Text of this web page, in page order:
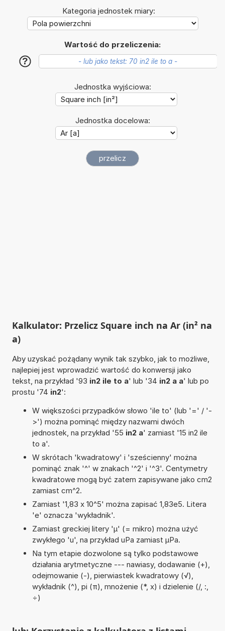
Kategoria jednostek miary:
Wartość do przeliczenia:
?
Jednostka wyjściowa:
Jednostka docelowa:
Kalkulator: Przelicz Square inch na Ar (in² na
a)
Aby uzyskać pożądany wynik tak szybko, jak to możliwe,
najlepiej jest wprowadzić wartość do konwersji jako
tekst, na przykład '93 in2 ile to a' lub '34 in2 a a' lub po
prostu '74 in2':
W większości przypadków słowo 'ile to' (lub '=' / '-
>') można pominąć między nazwami dwóch
jednostek, na przykład '55 in2 a' zamiast '15 in2 ile
to a'.
W skrótach 'kwadratowy' i 'sześcienny' można
pominąć znak '^' w znakach '^2' i '^3'. Centymetry
kwadratowe mogą być zatem zapisywane jako cm2
zamiast cm^2.
Zamiast '1,83 x 10^5' można zapisać 1,83e5. Litera
'e' oznacza 'wykładnik'.
Zamiast greckiej litery 'µ' (= mikro) można użyć
zwykłego 'u', na przykład uPa zamiast µPa.
Na tym etapie dozwolone są tylko podstawowe
działania arytmetyczne --- nawiasy, dodawanie (+),
odejmowanie (-), pierwiastek kwadratowy (√),
wykładnik (^), pi (π), mnożenie (*, x) i dzielenie (/, :,
÷)